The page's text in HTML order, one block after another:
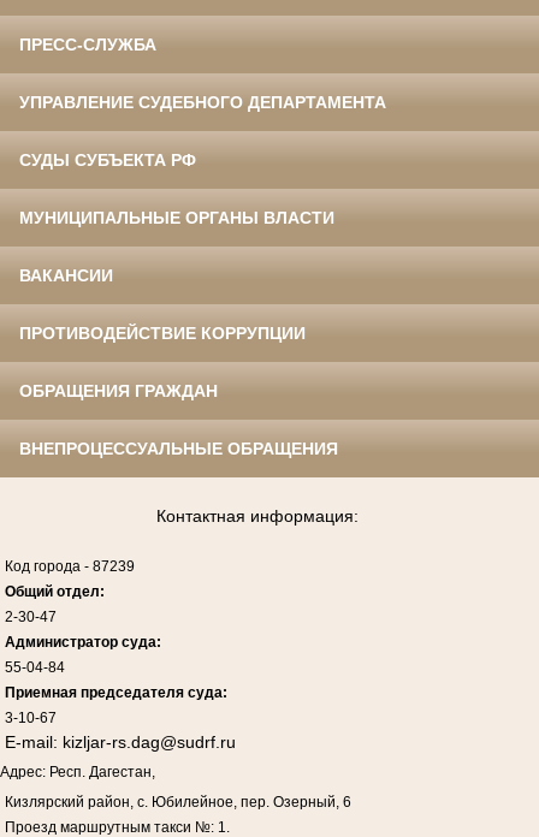
ПРЕСС-СЛУЖБА
УПРАВЛЕНИЕ СУДЕБНОГО ДЕПАРТАМЕНТА
СУДЫ СУБЪЕКТА РФ
МУНИЦИПАЛЬНЫЕ ОРГАНЫ ВЛАСТИ
ВАКАНСИИ
ПРОТИВОДЕЙСТВИЕ КОРРУПЦИИ
ОБРАЩЕНИЯ ГРАЖДАН
ВНЕПРОЦЕССУАЛЬНЫЕ ОБРАЩЕНИЯ
Контактная информация:
Код города- 87239
Общий отдел:
2-30-47
Администратор суда:
55-04-84
Приемная председателя суда:
3-10-67
E-mail: kizljar-rs.dag@sudrf.ru
Адрес: Респ. Дагестан,
Кизлярский район, с. Юбилейное, пер. Озерный, 6
Проезд маршрутным такси №: 1.